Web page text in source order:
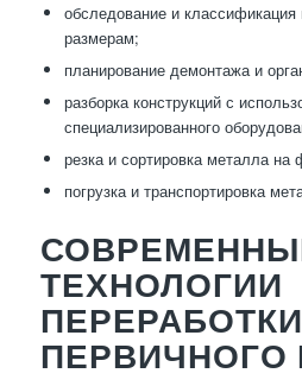
обследование и
размерам;
планирование демонтажа и
разборка конструкций с
специализированного
резка и сортировка металла на
погрузка и транспортировка
ТЕХНОЛОГИИ
ПЕРЕРАБОТКИ
ПЕРВИЧНОГО